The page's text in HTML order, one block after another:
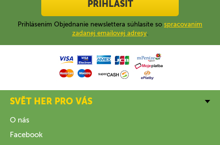
PŘIHLÁSIT
Prihlásením Objednanie newslettera súhlasíte so spracovaním
zadanej emailovej adresy.
SVĚT HER PRO VÁS
O nás
Facebook